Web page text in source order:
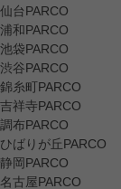
仙台PARCO
浦和PARCO
池袋PARCO
渋谷PARCO
錦糸町PARCO
吉祥寺PARCO
調布PARCO
ひばりが丘PARCO
静岡PARCO
名古屋PARCO